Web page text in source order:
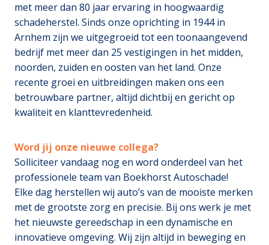
met meer dan 80 jaar ervaring in hoogwaardig
schadeherstel. Sinds onze oprichting in 1944 in
Arnhem zijn we uitgegroeid tot een toonaangevend
bedrijf met meer dan 25 vestigingen in het midden,
noorden, zuiden en oosten van het land. Onze
recente groei en uitbreidingen maken ons een
betrouwbare partner, altijd dichtbij en gericht op
kwaliteit en klanttevredenheid.
Word jij onze nieuwe collega?
Solliciteer vandaag nog en word onderdeel van het
professionele team van Boekhorst Autoschade!
Elke dag herstellen wij auto’s van de mooiste merken
met de grootste zorg en precisie. Bij ons werk je met
het nieuwste gereedschap in een dynamische en
innovatieve omgeving. Wij zijn altijd in beweging en